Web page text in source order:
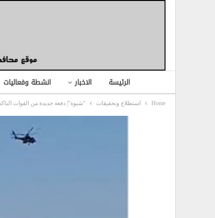
الرئيسة الاخبار انشطة وفعاليات
Home استطلاع وتحقيقات “شبوة“| دفعة جديدة من القوات